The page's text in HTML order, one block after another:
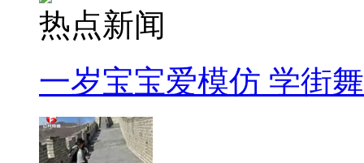
热点新闻
一岁宝宝爱模仿 学街